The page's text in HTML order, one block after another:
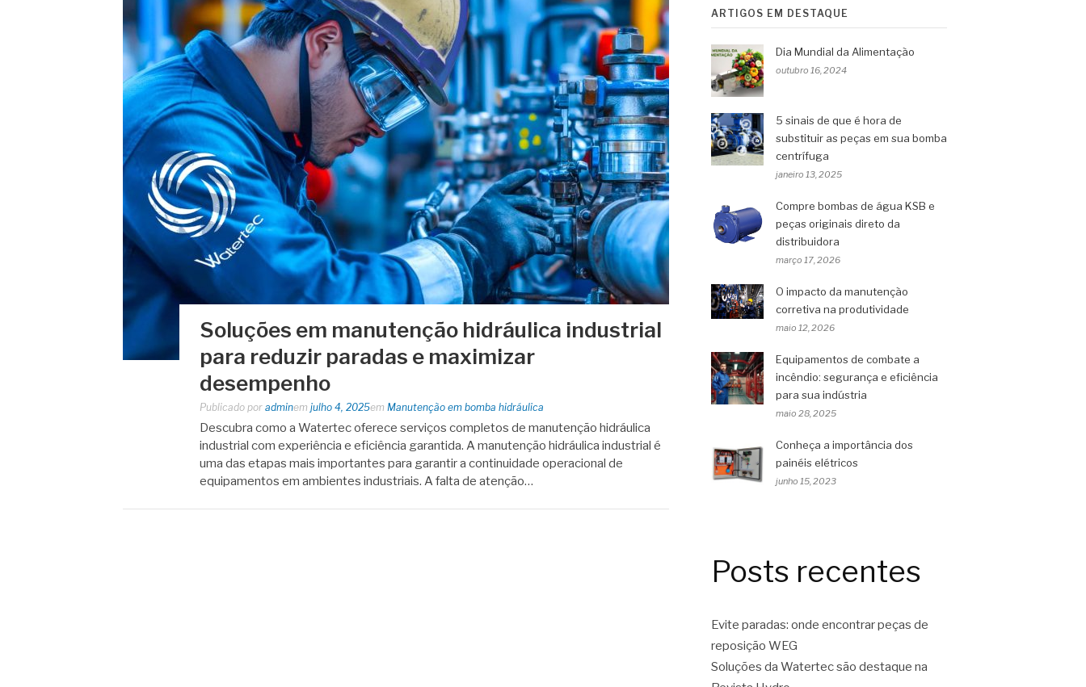
Soluções em manutenção hidráulica industrial
para reduzir paradas e maximizar
desempenho
Publicado por adminem julho 4, 2025em Manutenção em bomba hidráulica
Descubra como a Watertec oferece serviços completos de manutenção hidráulica
industrial com experiência e eficiência garantida. A manutenção hidráulica industrial é
uma das etapas mais importantes para garantir a continuidade operacional de
equipamentos em ambientes industriais. A falta de atenção…
ARTIGOS EM DESTAQUE
Dia Mundial da Alimentação
outubro 16, 2024
5 sinais de que é hora de
substituir as peças em sua bomba
centrífuga
janeiro 13, 2025
Compre bombas de água KSB e
peças originais direto da
distribuidora
março 17, 2026
O impacto da manutenção
corretiva na produtividade
maio 12, 2026
Equipamentos de combate a
incêndio: segurança e eficiência
para sua indústria
maio 28, 2025
Conheça a importância dos
painéis elétricos
junho 15, 2023
Posts recentes
Evite paradas: onde encontrar peças de
reposição WEG
Soluções da Watertec são destaque na